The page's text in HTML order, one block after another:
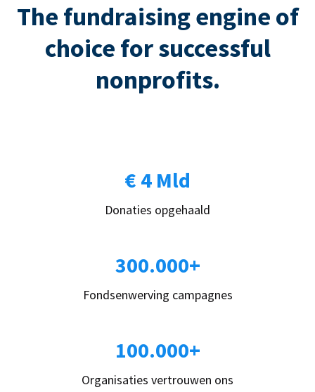
The fundraising engine of
choice for successful
nonprofits.
€ 4 Mld
Donaties opgehaald
300.000+
Fondsenwerving campagnes
100.000+
Organisaties vertrouwen ons